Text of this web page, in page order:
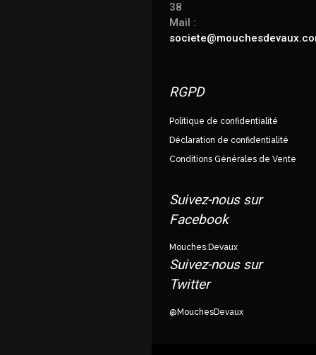
38
Mail :
RGPD
Politique de confidentialité
Déclaration de confidentialité
Conditions Générales de Vente
Suivez-nous sur
Facebook
Mouches.Devaux
Suivez-nous sur
Twitter
@MouchesDevaux